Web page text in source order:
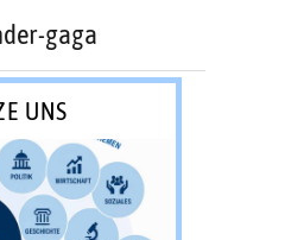
gaga
UNS